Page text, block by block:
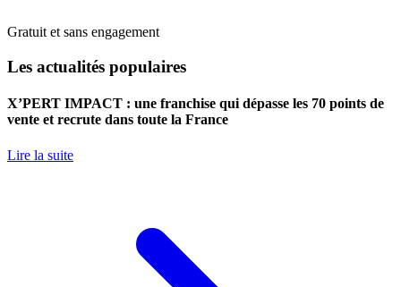
Gratuit et sans engagement
Les actualités populaires
X’PERT IMPACT : une franchise qui dépasse les 70 points de
vente et recrute dans toute la France
Lire la suite